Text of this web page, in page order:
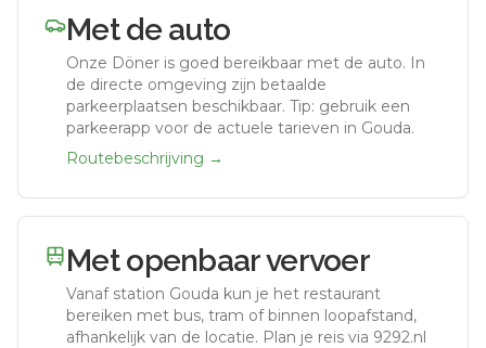
Met de auto
Onze Döner is goed bereikbaar met de auto. In
de directe omgeving zijn betaalde
parkeerplaatsen beschikbaar. Tip: gebruik een
parkeerapp voor de actuele tarieven in Gouda.
Routebeschrijving →
Met openbaar vervoer
Vanaf station Gouda kun je het restaurant
bereiken met bus, tram of binnen loopafstand,
afhankelijk van de locatie. Plan je reis via 9292.nl